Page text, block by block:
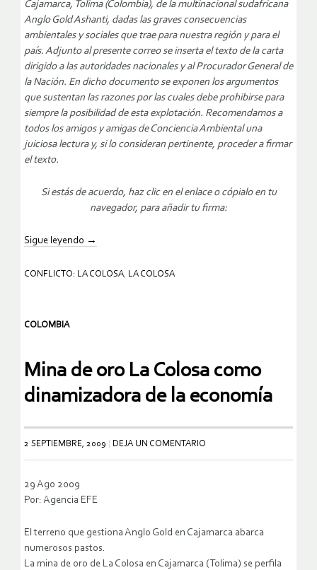
Cajamarca, Tolima (Colombia), de la multinacional sudafricana
Anglo Gold Ashanti, dadas las graves consecuencias
ambientales y sociales que trae para nuestra región y para el
país. Adjunto al presente correo se inserta el texto de la carta
dirigido a las autoridades nacionales y al Procurador General de
la Nación. En dicho documento se exponen los argumentos
que sustentan las razones por las cuales debe prohibirse para
siempre la posibilidad de esta explotación. Recomendamos a
todos los amigos y amigas de Conciencia Ambiental una
juiciosa lectura y, si lo consideran pertinente, proceder a firmar
el texto.
Si estás de acuerdo, haz clic en el enlace o cópialo en tu
navegador, para añadir tu firma:
Sigue leyendo →
CONFLICTO: LA COLOSA LA COLOSA
COLOMBIA
Mina de oro La Colosa como
dinamizadora de la economía
2 SEPTIEMBRE, 2009 DEJA UN COMENTARIO
29 Ago 2009
Por: Agencia EFE
El terreno que gestiona Anglo Gold en Cajamarca abarca
numerosos pastos.
La mina de oro de La Colosa en Cajamarca (Tolima) se perfila